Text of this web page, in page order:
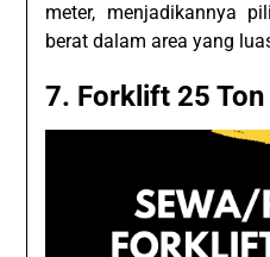
meter, menjadikannya
berat dalam area yang
7. Forklift 25 Ton